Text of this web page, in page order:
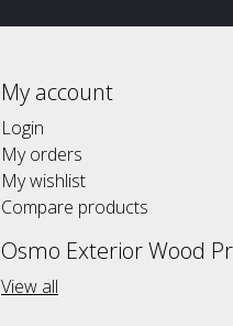
My account
Login
My orders
My wishlist
Compare products
Osmo Exterior Wood
View all